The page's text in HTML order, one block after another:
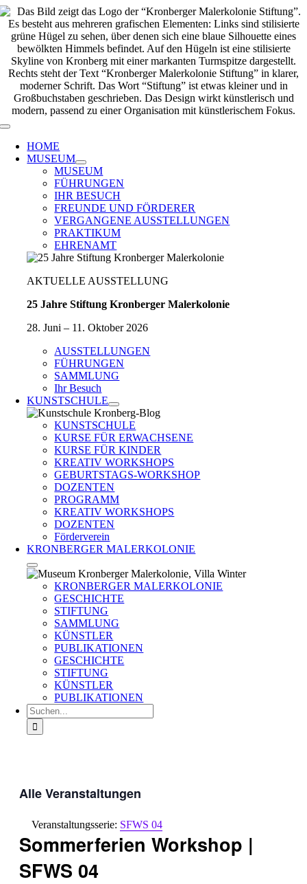
Zum
Inhalt
springen
Toggle
Navigation
HOME
MUSEUM
MUSEUM
FÜHRUNGEN
IHR BESUCH
FREUNDE UND FÖRDERER
VERGANGENE AUSSTELLUNGEN
PRAKTIKUM
EHRENAMT
AKTUELLE AUSSTELLUNG
25 Jahre Stiftung Kronberger Malerkolonie
28. Juni – 11. Oktober 2026
AUSSTELLUNGEN
FÜHRUNGEN
SAMMLUNG
Ihr Besuch
KUNSTSCHULE
KUNSTSCHULE
KURSE FÜR ERWACHSENE
KURSE FÜR KINDER
KREATIV WORKSHOPS
GEBURTSTAGS-WORKSHOP
DOZENTEN
PROGRAMM
KREATIV WORKSHOPS
DOZENTEN
Förderverein
KRONBERGER MALERKOLONIE
KRONBERGER MALERKOLONIE
GESCHICHTE
STIFTUNG
SAMMLUNG
KÜNSTLER
PUBLIKATIONEN
GESCHICHTE
STIFTUNG
KÜNSTLER
PUBLIKATIONEN
Suche
nach:
Alle Veranstaltungen
Veranstaltungsserie: SFWS 04
Sommerferien Workshop |
SFWS 04